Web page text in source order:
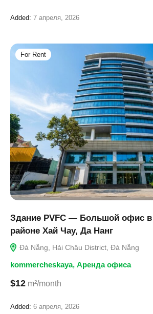
Added: 7 апреля, 2026
For Rent
Здание PVFC — Большой офис в
районе Хай Чау, Да Нанг
Đà Nẵng, Hải Châu District, Đà Nẵng
kommercheskaya, Аренда офиса
$12 m²/month
Added: 6 апреля, 2026